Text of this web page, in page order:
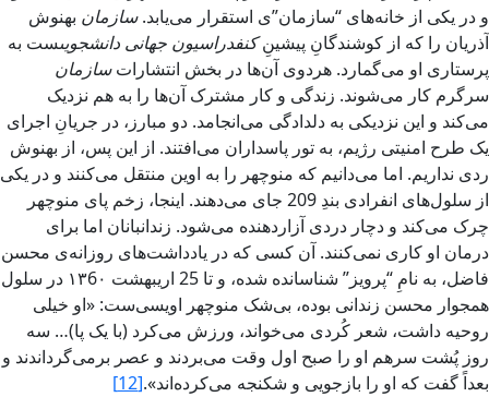
و در يکى از خانه‌هاى “‌سازمان‌”‌ى استقرار مى‌يابد.‌سازمان بهنوش‏
آذريان را که از کوشندگانِ پيشينِکنفدراسيون جهانى ‌دانشجویىست به
پرستارى او مى‌گمارد. هردوی آن‌ها در بخش‏ انتشاراتسازمان
سرگرم کار مى‌شوند. زندگى و کار مشترک آن‌ها را به هم نزديک
مى‌کند و اين نزديکى به دلدادگى مى‌انجامد. دو مبارز، در جريانِ اجراى
يک طرح امنيتى رژيم، به تور پاسداران مى‌افتند. از اين پس‏، از بهنوش‏
ردى نداريم. اما مى‌دانيم که منوچهر را به اوين منتقل مى‌کنند و در يکى
از سلول‌هاى انفرادى بندِ 209 جاى‌ مى‌دهند. اينجا، زخم پاى منوچهر
چرک مى‌کند و دچار دردى آزاردهنده مى‌شود. زندانبانان اما براى
درمان او کارى نمى‌کنند. آن کسى که در يادداشت‌هاى روزانه‌ى محسن
فاضل‌، به نامِ “‌پرويز” شناسانده شده، و تا 25 اريبهشت ١٣6٠ در سلول
همجوار محسن زندانى بوده، بى‌شک منوچهر اويسى‌ست: «او خيلى
روحيه داشت، شعر کُردى مى‌خواند، ورزش‏ مى‌کرد (‌با يک پا‌)… سه
روز پُشت سرهم او را صبح اول وقت مى‌بردند و عصر برمى‌گرداندند و
بعداً گفت که او را بازجویى و شکنجه مى‌کرده‌اند‌».[12]